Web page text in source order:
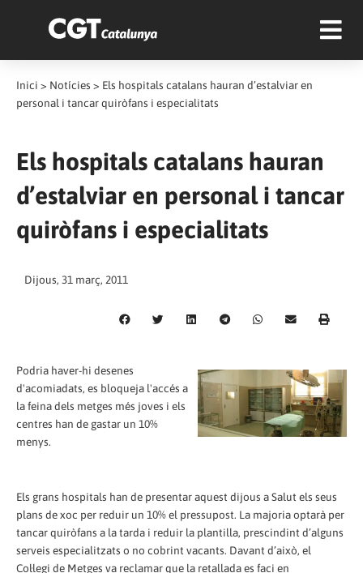
Inici > Notícies > Els hospitals catalans hauran d’estalviar en
personal i tancar quiròfans i especialitats
Els hospitals catalans hauran
d’estalviar en personal i tancar
quiròfans i especialitats
Dijous, 31 març, 2011
Podria haver-hi desenes
d'acomiadats, es bloqueja l'accés a
la feina dels metges més joves i els
centres han de gastar un 10%
menys.
Els grans hospitals han de presentar aquest dijous a Salut els seus
plans de xoc per reduir un 10% el pressupost. La majoria optarà per
tancar quiròfans a la tarda i reduir la plantilla, prescindint d’alguns
serveis especialitzats o no cobrint vacants. Davant d’això, el
Col·legi de Metges va reclamar que la retallada es faci en